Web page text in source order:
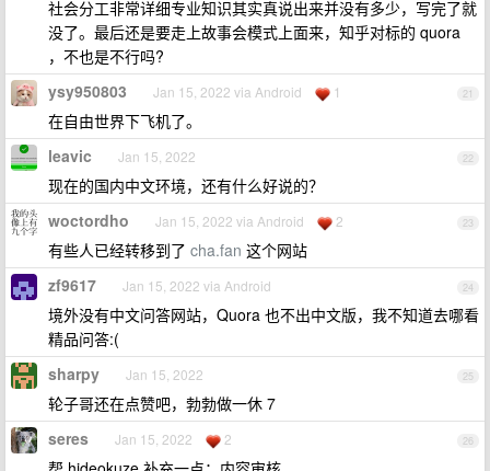
社会分工非常详细专业知识其实真说出来并没有多少，写完了就
没了。最后还是要走上故事会模式上面来，知乎对标的 quora
，不也是不行吗?
21
ysy950803 Jan 15, 2022 via Android 1
在自由世界下飞机了。
22
leavic Jan 15, 2022
现在的国内中文环境，还有什么好说的？
23
woctordho Jan 15, 2022 via Android 2
有些人已经转移到了 cha.fan 这个网站
24
zf9617 Jan 15, 2022 via Android
境外没有中文问答网站，Quora 也不出中文版，我不知道去哪看
精品问答:(
25
sharpy Jan 15, 2022
轮子哥还在点赞吧，勃勃做一休 7
26
seres Jan 15, 2022 2